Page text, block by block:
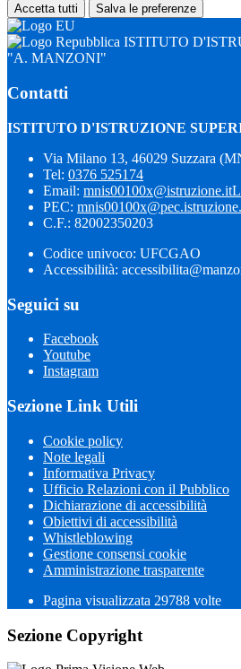
Accetta tutti Salva le preferenze
ISTITUTO
"A. MANZONI"
Contatti
ISTITUTO D'ISTRUZIONE
Via Milano 13, 46029 Suzzara
Tel: 0376 525174
Email: mnis00100x@istruzione.it
PEC:
C.F.: 82002350203
Codice univoco: UFCGAO
Accessibilità:
Seguici su
Facebook
Youtube
Instagram
Sezione Link Utili
Cookie policy
Note legali
Informativa Privacy
Ufficio Relazioni con il Pubblico
Dichiarazione di accessibilità
Obiettivi di accessibilità
Whistleblowing
Gestione consensi cookie
Amministrazione trasparente
Pagina visualizzata 29788 volte
Sezione Copyright